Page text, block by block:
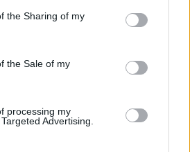
the Sharing of my
the Sale of my
processing my
Advertising.
το fashion show του οίκου!